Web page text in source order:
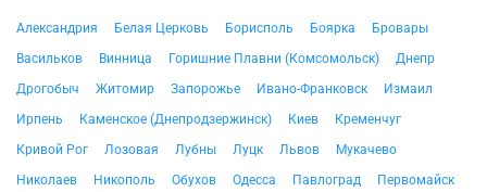
Александрия Белая Церковь Борисполь Боярка
Бровары
Васильков
Винница Горишние Плавни (Комсомольск)
Днепр
Дрогобыч
Житомир Запорожье Ивано-Франковск
Измаил
Ирпень
Каменское (Днепродзержинск) Киев
Кременчуг
Кривой Рог
Лозовая Лубны Луцк Львов
Мукачево
Николаев
Никополь Обухов Одесса Павлоград
Первомайск